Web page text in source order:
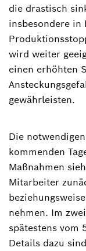
die drastisch
insbesondere in
wird weiter
einen erhöhten
gewährleisten.
Die
kommenden
Maßnahmen
Mitarbeiter
nehmen. Im
spätestens vom
Details dazu